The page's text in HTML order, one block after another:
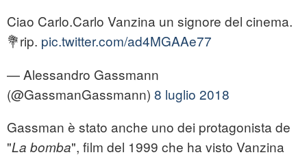
Ciao Carlo.Carlo Vanzina un signore del cinema.
💐rip. pic.twitter.com/ad4MGAAe77
— Alessandro Gassmann
(@GassmanGassmann) 8 luglio 2018
Gassman è stato anche uno dei protagonista de
"La bomba", film del 1999 che ha visto Vanzina